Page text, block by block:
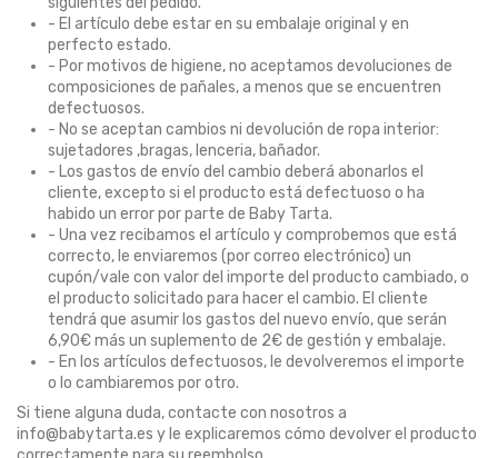
- El artículo debe estar en su embalaje original y en
perfecto estado.
- Por motivos de higiene, no aceptamos devoluciones de
composiciones de pañales, a menos que se encuentren
defectuosos.
- No se aceptan cambios ni devolución de ropa interior:
sujetadores ,bragas, lenceria, bañador.
- Los gastos de envío del cambio deberá abonarlos el
cliente, excepto si el producto está defectuoso o ha
habido un error por parte de Baby Tarta.
- Una vez recibamos el artículo y comprobemos que está
correcto, le enviaremos (por correo electrónico) un
cupón/vale con valor del importe del producto cambiado, o
el producto solicitado para hacer el cambio. El cliente
tendrá que asumir los gastos del nuevo envío, que serán
6,90€ más un suplemento de 2€ de gestión y embalaje.
- En los artículos defectuosos, le devolveremos el importe
o lo cambiaremos por otro.
Si tiene alguna duda, contacte con nosotros a
info@babytarta.es y le explicaremos cómo devolver el producto